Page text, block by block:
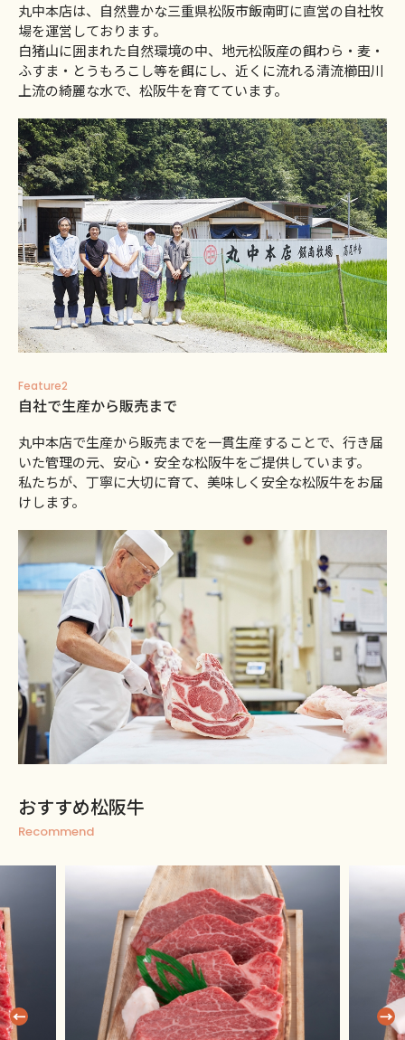
丸中本店は、自然豊かな三重県松阪市飯南町に直営の自社牧
場を運営しております。
白猪山に囲まれた自然環境の中、地元松阪産の餌わら・麦・
ふすま・とうもろこし等を餌にし、近くに流れる清流櫛田川
上流の綺麗な水で、松阪牛を育てています。
Feature2
自社で生産から販売まで
丸中本店で生産から販売までを一貫生産することで、行き届
いた管理の元、安心・安全な松阪牛をご提供しています。
私たちが、丁寧に大切に育て、美味しく安全な松阪牛をお届
けします。
おすすめ松阪牛
Recommend